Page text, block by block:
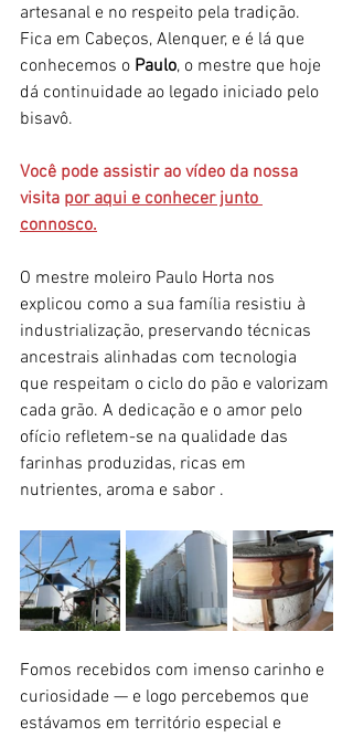
artesanal e no respeito pela tradição.
Fica em Cabeços, Alenquer, e é lá que
conhecemos o Paulo, o mestre que hoje
dá continuidade ao legado iniciado pelo
bisavô.
Você pode assistir ao vídeo da nossa
visita por aqui e conhecer junto
connosco.
O mestre moleiro Paulo Horta nos
explicou como a sua família resistiu à
industrialização, preservando técnicas
ancestrais alinhadas com tecnologia
que respeitam o ciclo do pão e valorizam
cada grão. A dedicação e o amor pelo
ofício refletem-se na qualidade das
farinhas produzidas, ricas em
nutrientes, aroma e sabor .​
Fomos recebidos com imenso carinho e
curiosidade — e logo percebemos que
estávamos em território especial e